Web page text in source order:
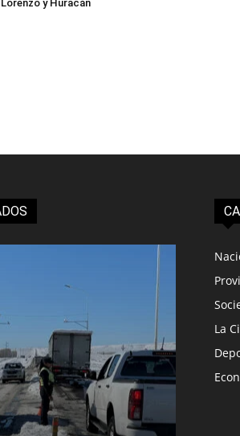
Lorenzo y Huracán
La